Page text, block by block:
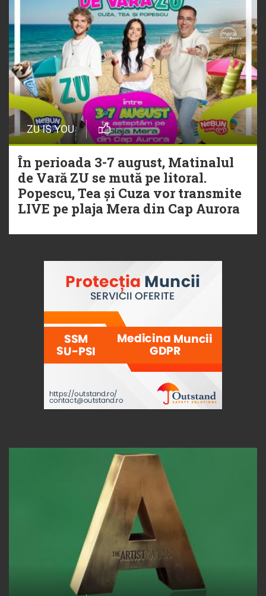
ZU IS YOU
În perioada 3-7 august, Matinalul
de Vară ZU se mută pe litoral.
Popescu, Tea și Cuza vor transmite
LIVE pe plaja Mera din Cap Aurora